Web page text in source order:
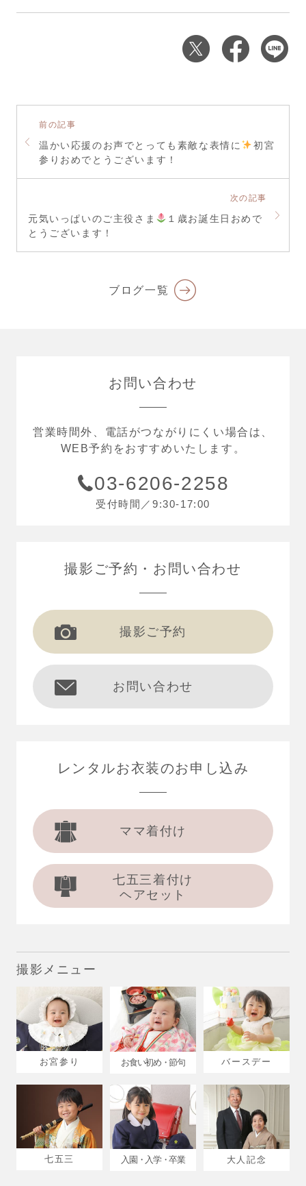
前の記事
温かい応援のお声でとっても素敵な表情に
初宮
参りおめでとうございます！
次の記事
元気いっぱいのご主役さま
１歳お誕生日おめで
とうございます！
ブログ一覧
お問い合わせ
営業時間外、電話がつながりにくい場合は、
WEB予約をおすすめいたします。
03-6206-2258
受付時間／9:30-17:00
撮影ご予約 お問い合わせ
撮影ご予約
お問い合わせ
レンタルお衣装のお申し込み
ママ着付け
七五三着付け
ヘアセット
撮影メニュー
お宮参り お食い初め・節句 バースデー
七五三 入園・入学・卒業 大人記念